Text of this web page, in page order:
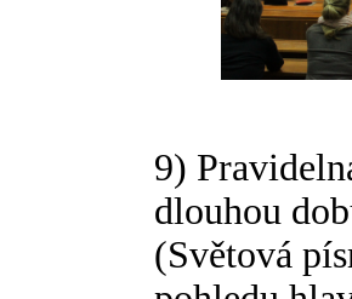
9)
dlouhou
(Světová